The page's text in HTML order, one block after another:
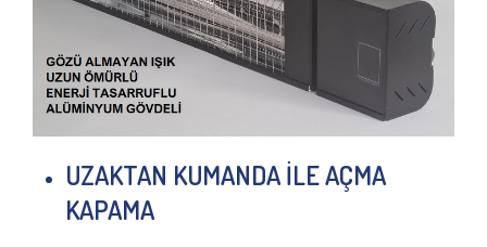
UZAKTAN KUMANDA İLE AÇMA
KAPAMA